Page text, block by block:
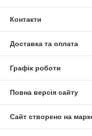
Контакти
Доставка та оплата
Графік роботи
Повна версія сайту
Сайт створено на